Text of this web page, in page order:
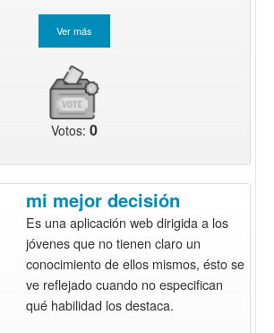
Votos: 0
mi mejor decisión
Es una aplicación web dirigida a los
jóvenes que no tienen claro un
conocimiento de ellos mismos, ésto se
ve reflejado cuando no especifican
qué habilidad los destaca.